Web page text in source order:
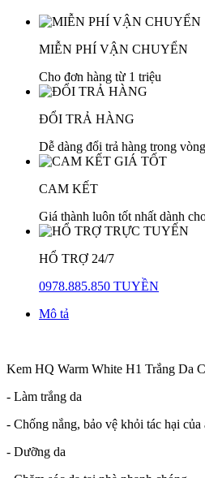
MIỄN PHÍ VẬN CHUYỂN
Cho đơn hàng từ 1 triệu
ĐỔI TRẢ HÀNG
Dễ dàng đổi trả hàng trong
CAM KẾT
Giá thành luôn tốt nhất dành
HỔ TRỢ 24/7
0978.885.850 TUYỀN
Mô tả
Kem HQ Warm White H1 Trắng Da
- Làm trắng da
- Chống nắng, bảo vệ khỏi tác hại của
- Dưỡng da